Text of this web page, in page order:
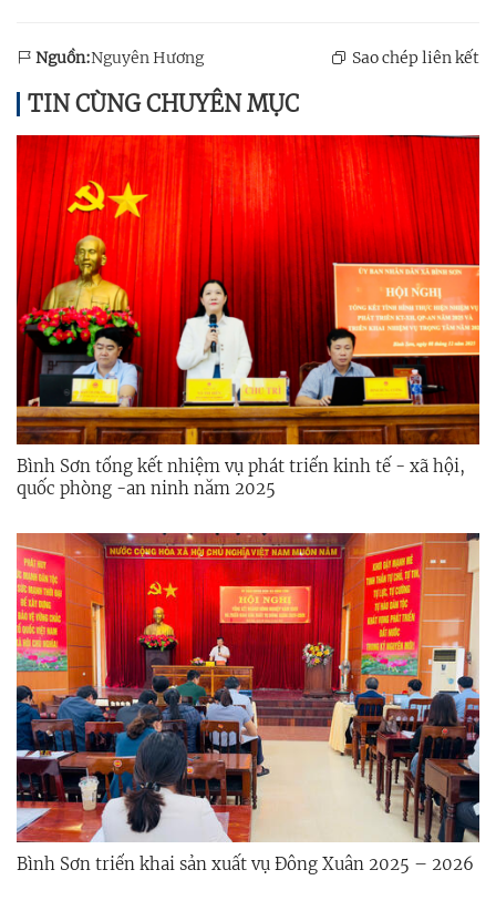
Nguồn:Nguyên Hương Sao chép liên kết
TIN CÙNG CHUYÊN MỤC
Bình Sơn tổng kết nhiệm vụ phát triển kinh tế - xã hội,
quốc phòng -an ninh năm 2025
Bình Sơn triển khai sản xuất vụ Đông Xuân 2025 – 2026